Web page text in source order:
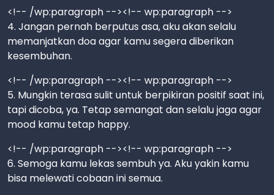
<!-- /wp:paragraph --><!-- wp:paragraph -->
4. Jangan pernah berputus asa, aku akan selalu
memanjatkan doa agar kamu segera diberikan
kesembuhan.
<!-- /wp:paragraph --><!-- wp:paragraph -->
5. Mungkin terasa sulit untuk berpikiran positif saat ini,
tapi dicoba, ya. Tetap semangat dan selalu jaga agar
mood kamu tetap happy.
<!-- /wp:paragraph --><!-- wp:paragraph -->
6. Semoga kamu lekas sembuh ya. Aku yakin kamu
bisa melewati cobaan ini semua.